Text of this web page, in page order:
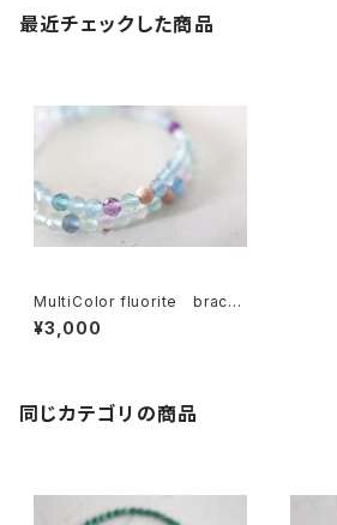
最近チェックした商品
MultiColor fluorite bracel
et [kgf3862]
¥3,000
同じカテゴリの商品